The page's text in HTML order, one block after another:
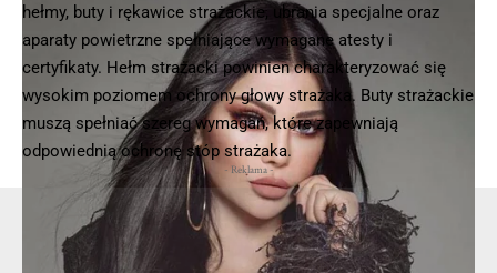
hełmy, buty i rękawice strażackie, ubrania specjalne oraz
aparaty powietrzne spełniające wymagane atesty i
certyfikaty. Hełm strażacki powinien charakteryzować się
wysokim poziomem ochrony głowy strażaka. Buty strażackie
muszą spełniać szereg wymagań, które zapewniają
odpowiednią ochronę stóp strażaka.
- Reklama -